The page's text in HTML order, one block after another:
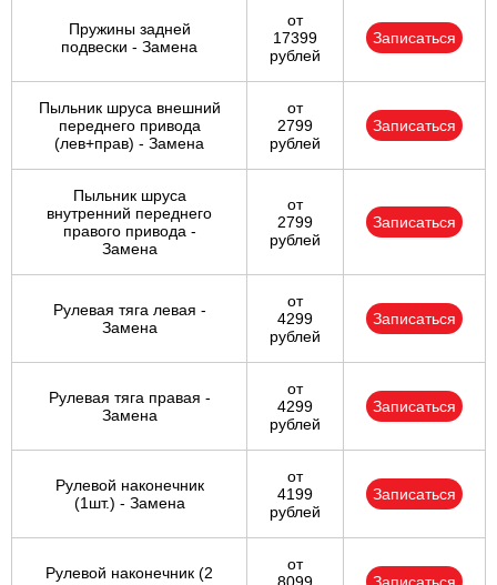
Пружины задней
подвески - Замена
от
17399
рублей
Записаться
Пыльник шруса внешний
переднего привода
(лев+прав) - Замена
от
2799
рублей
Записаться
Пыльник шруса
внутренний переднего
правого привода -
Замена
от
2799
рублей
Записаться
Рулевая тяга левая -
Замена
от
4299
рублей
Записаться
Рулевая тяга правая -
Замена
от
4299
рублей
Записаться
Рулевой наконечник
(1шт.) - Замена
от
4199
рублей
Записаться
Рулевой наконечник (2
от